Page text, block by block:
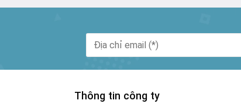
Thông tin công ty